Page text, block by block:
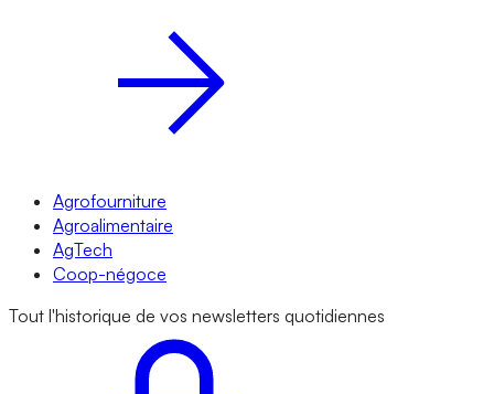
Agrofourniture
Agroalimentaire
AgTech
Coop-négoce
Tout l'historique de vos newsletters quotidiennes